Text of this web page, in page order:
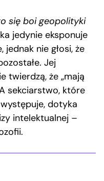
się boi geopolityki
jedynie eksponuje
nie głosi, że
Jej
twierdzą, że „mają
sekciarstwo, które
dotyka
intelektualnej –